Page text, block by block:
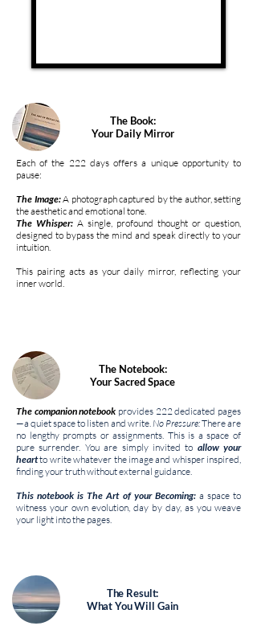
The Book:
Your Daily Mirror
Each of the 222 days offers a unique opportunity to
pause:
The Image:A photograph captured by the author, setting
the aesthetic and emotional tone.
The Whisper: A single, profound thought or question,
designed to bypass the mind and speak directly to your
intuition.
This pairing acts as your daily mirror, reflecting your
inner world.
The Notebook:
Your Sacred Space
The companion notebook provides 222 dedicated pages
—a quiet space to listen and write.No Pressure:There are
no lengthy prompts or assignments. This is a space of
pure surrender. You are simply invited to allow your
heartto write whatever the image and whisper inspired,
finding your truth without external guidance.
This notebook is The Art of your Becoming:a space to
witness your own evolution, day by day, as you weave
your light into the pages.
The Result:
What You Will Gain